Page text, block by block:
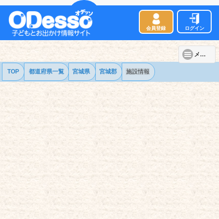
会員登録 ログイン
メニュー
TOP 都道府県一覧 宮城県 宮城郡 施設情報